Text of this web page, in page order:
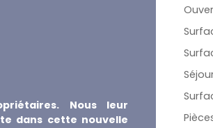
Nous leur
dans cette nouvelle